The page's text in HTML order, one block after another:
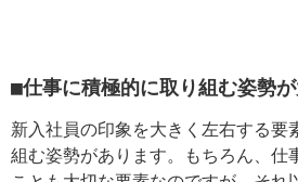
■仕事に積極的に取り組む姿勢が
新入社員の印象を大きく左右する要
組む姿勢があります。もちろん、仕